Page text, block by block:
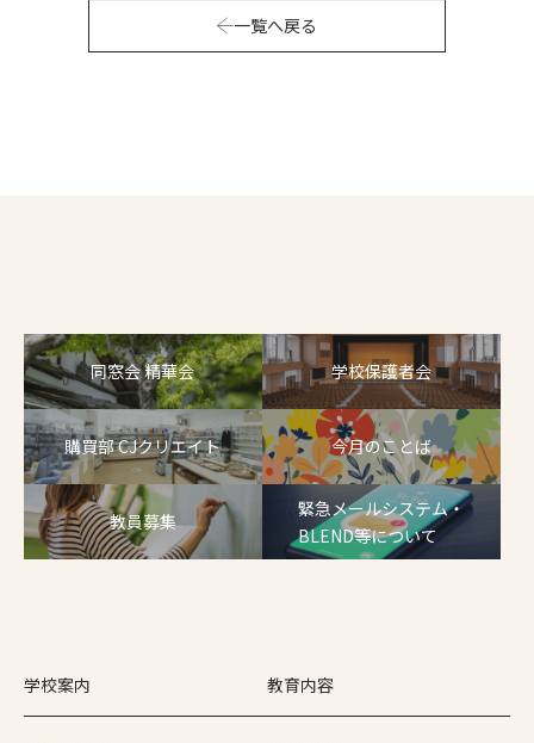
一覧へ戻る
同窓会 精華会 学校保護者会
購買部 CJクリエイト 今月のことば
教員募集
緊急メールシステム・
BLEND等について
学校案内 教育内容